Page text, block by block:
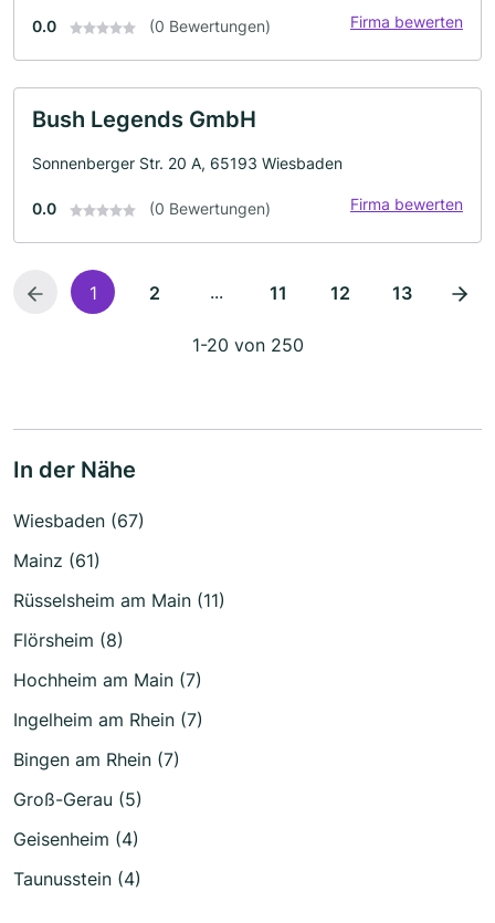
0.0 (0 Bewertungen) Firma bewerten
Bush Legends GmbH
Sonnenberger Str. 20 A, 65193 Wiesbaden
0.0 (0 Bewertungen) Firma bewerten
1 2 ... 11 12 13
1-20 von 250
In der Nähe
Wiesbaden (67)
Mainz (61)
Rüsselsheim am Main (11)
Flörsheim (8)
Hochheim am Main (7)
Ingelheim am Rhein (7)
Bingen am Rhein (7)
Groß-Gerau (5)
Geisenheim (4)
Taunusstein (4)